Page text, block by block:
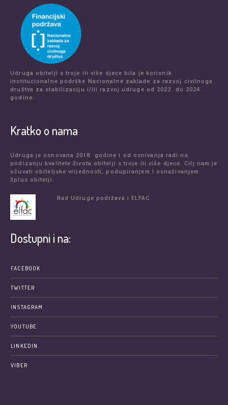
Udruga obitelji s troje ili više djece bila je korisnik
institucionalne podrške Nacionalne zaklade za razvoj civilnoga
društva za stabilizaciju i/ili razvoj udruge od 2022. do 2024.
godine.
Kratko o nama
Udruga je osnovana 2018. godine i od osnivanja radi na
podizanju kvalitete života obitelji s troje ili više djece. Cilj nam je
očuvati obiteljske vrijednosti, podupiranjem i osnaživanjem
3plus obitelji.
Rad Udruge podržava i ELFAC.
Dostupni i na:
FACEBOOK
TWITTER
INSTAGRAM
YOUTUBE
LINKEDIN
VIBER